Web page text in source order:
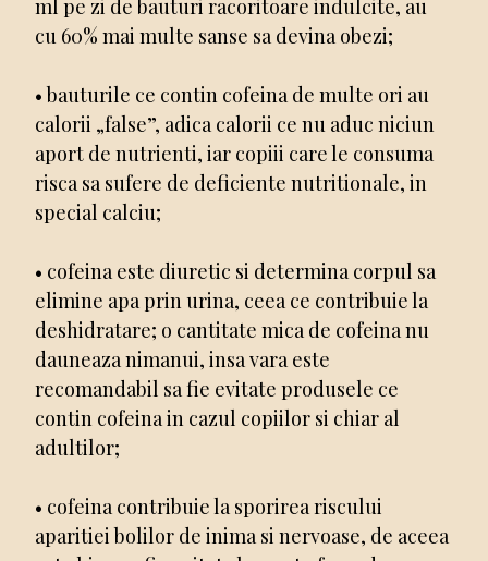
ml pe zi de bauturi racoritoare indulcite, au
cu 60% mai multe sanse sa devina obezi;
• bauturile ce contin cofeina de multe ori au
calorii „false”, adica calorii ce nu aduc niciun
aport de nutrienti, iar copiii care le consuma
risca sa sufere de deficiente nutritionale, in
special calciu;
• cofeina este diuretic si determina corpul sa
elimine apa prin urina, ceea ce contribuie la
deshidratare; o cantitate mica de cofeina nu
dauneaza nimanui, insa vara este
recomandabil sa fie evitate produsele ce
contin cofeina in cazul copiilor si chiar al
adultilor;
• cofeina contribuie la sporirea riscului
aparitiei bolilor de inima si nervoase, de aceea